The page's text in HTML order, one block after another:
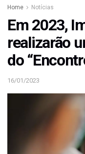
Home Notícias
Em 2023,
realizarão
do
16/01/2023